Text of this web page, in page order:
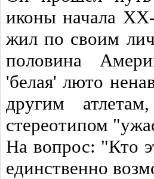
иконы начала
жил по своим
половина
'белая' люто
другим
стереотипом
На вопрос: "Кто
единственно